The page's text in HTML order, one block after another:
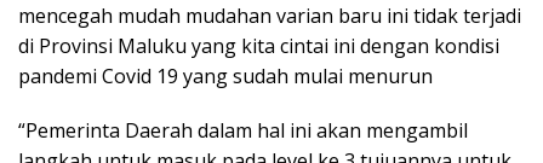
mencegah mudah mudahan varian baru ini tidak terjadi
di Provinsi Maluku yang kita cintai ini dengan kondisi
pandemi Covid 19 yang sudah mulai menurun
“Pemerinta Daerah dalam hal ini akan mengambil